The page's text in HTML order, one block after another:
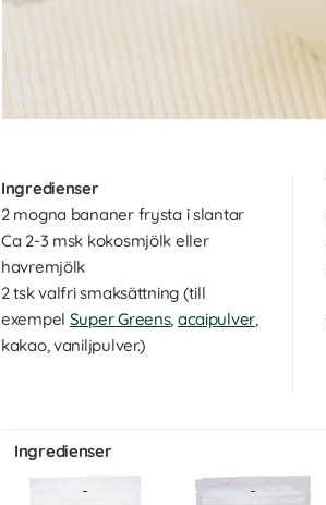
Ingredienser
2 mogna bananer frysta i slantar
Ca 2-3 msk kokosmjölk eller
havremjölk
2 tsk valfri smaksättning (till
exempel Super Greens, acaipulver,
kakao, vaniljpulver.)
Ingredienser